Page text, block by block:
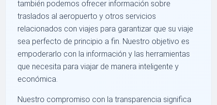
también podemos ofrecer información sobre
traslados al aeropuerto y otros servicios
relacionados con viajes para garantizar que su viaje
sea perfecto de principio a fin. Nuestro objetivo es
empoderarlo con la información y las herramientas
que necesita para viajar de manera inteligente y
económica.
Nuestro compromiso con la transparencia significa